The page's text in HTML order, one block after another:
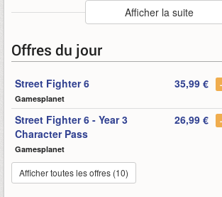
Auteur
Capcom
: Mind
Mots-clefs
6
kimberley street street-
Afficher la suite
Offres du jour
Street Fighter 6
Gamesplanet
35,99 €
Street Fighter 6 - Year 3
Character Pass
Gamesplanet
26,99 €
Afficher toutes les offres (10)